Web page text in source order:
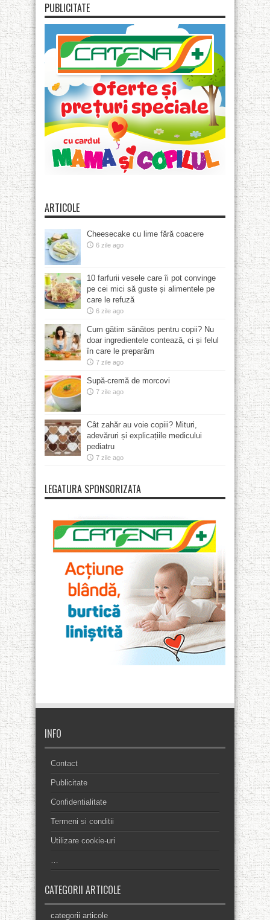
PUBLICITATE
ARTICOLE
Cheesecake cu lime fără coacere
6 zile ago
10 farfurii vesele care îi pot convinge
pe cei mici să guste și alimentele pe
care le refuză
6 zile ago
Cum gătim sănătos pentru copii? Nu
doar ingredientele contează, ci și felul
în care le preparăm
7 zile ago
Supă-cremă de morcovi
7 zile ago
Cât zahăr au voie copiii? Mituri,
adevăruri și explicațiile medicului
pediatru
7 zile ago
LEGATURA SPONSORIZATA
INFO
Contact
Publicitate
Confidentialitate
Termeni si conditii
Utilizare cookie-uri
…
CATEGORII ARTICOLE
categorii articole